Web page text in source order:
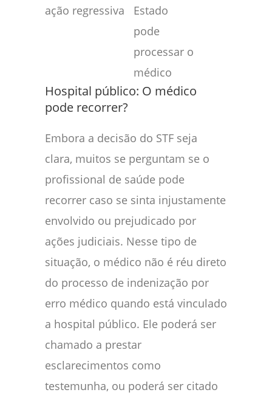
ação regressiva
Estado
pode
processar o
médico
Hospital público: O médico
pode recorrer?
Embora a decisão do STF seja
clara, muitos se perguntam se o
profissional de saúde pode
recorrer caso se sinta injustamente
envolvido ou prejudicado por
ações judiciais. Nesse tipo de
situação, o médico não é réu direto
do processo de indenização por
erro médico quando está vinculado
a hospital público. Ele poderá ser
chamado a prestar
esclarecimentos como
testemunha, ou poderá ser citado